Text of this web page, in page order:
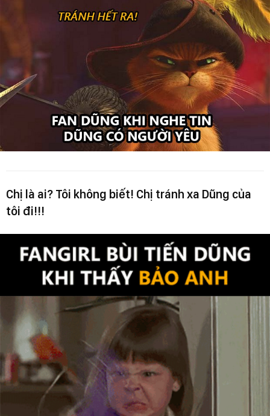
Chị là ai? Tôi không biết! Chị tránh xa Dũng của
tôi đi!!!